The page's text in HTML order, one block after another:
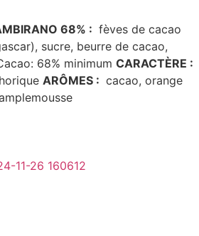
68% : fèves de cacao
sucre, beurre de cacao,
68% minimum CARACTÈRE :
ARÔMES : cacao, orange